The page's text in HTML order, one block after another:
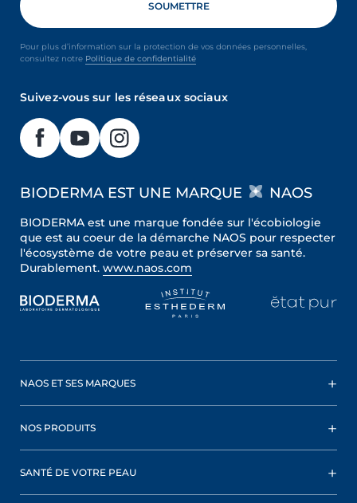
Pour plus d’information sur la protection de vos données personnelles,
consultez notre Politique de confidentialité
Suivez-vous sur les réseaux sociaux
BIODERMA EST UNE MARQUE NAOS
BIODERMA est une marque fondée sur l'écobiologie
que est au coeur de la démarche NAOS pour respecter
l'écosystème de votre peau et préserver sa santé.
Durablement. www.naos.com
NAOS ET SES MARQUES
NOS PRODUITS
SANTÉ DE VOTRE PEAU